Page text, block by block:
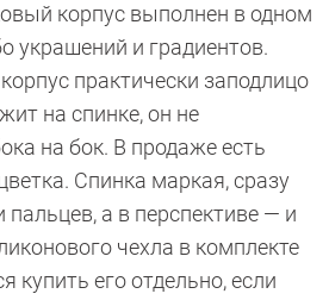
корпус выполнен в одном
украшений и градиентов.
практически заподлицо
на спинке, он не
на бок. В продаже есть
Спинка маркая, сразу
пальцев, а в перспективе — и
чехла в комплекте
купить его отдельно, если